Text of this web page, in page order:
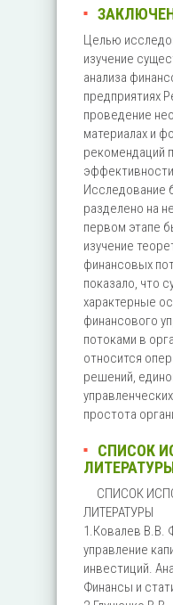
Целью
изучение
анализа
предприятиях
проведение
материалах и
рекомендаций
Исследование
разделено на
первом этапе
изучение
финансовых
показало, что
характерные
финансового
потоками в
относится
решений,
простота
СПИСОК
СПИСОК
ЛИТЕРАТУРЫ
1.Ковалев В.В.
управление
инвестиций.
Финансы и